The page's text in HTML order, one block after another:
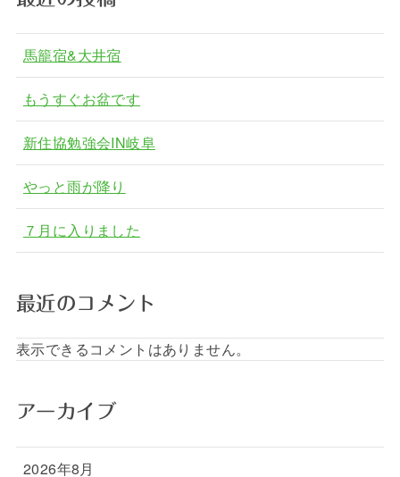
馬籠宿&大井宿
もうすぐお盆です
新住協勉強会IN岐阜
やっと雨が降り
７月に入りました
最近のコメント
表示できるコメントはありません。
アーカイブ
2026年8月